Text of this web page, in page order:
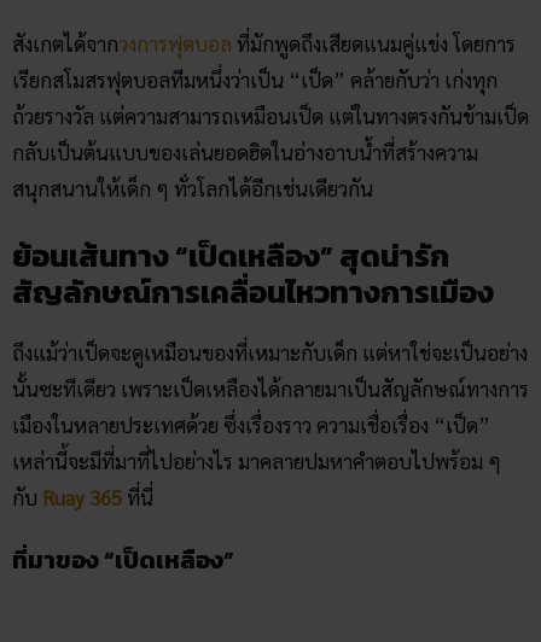
สังเกตได้จากวงการฟุตบอล ที่มักพูดถึงเสียดแนมคู่แข่ง โดยการ
เรียกสโมสรฟุตบอลทีมหนึ่งว่าเป็น “เป็ด” คล้ายกับว่า เก่งทุก
ถ้วยรางวัล แต่ความสามารถเหมือนเป็ด แต่ในทางตรงกันข้ามเป็ด
กลับเป็นต้นแบบของเล่นยอดฮิตในอ่างอาบน้ำที่สร้างความ
สนุกสนานให้เด็ก ๆ ทั่วโลกได้อีกเช่นเดียวกัน
ย้อนเส้นทาง “เป็ดเหลือง” สุดน่ารัก
สัญลักษณ์การเคลื่อนไหวทางการเมือง
ถึงแม้ว่าเป็ดจะดูเหมือนของที่เหมาะกับเด็ก แต่หาใช่จะเป็นอย่าง
นั้นซะทีเดียว เพราะเป็ดเหลืองได้กลายมาเป็นสัญลักษณ์ทางการ
เมืองในหลายประเทศด้วย ซึ่งเรื่องราว ความเชื่อเรื่อง “​เป็ด”​
เหล่านี้จะมีที่มาที่ไปอย่างไร มาคลายปมหาคำตอบไปพร้อม ๆ
กับ Ruay 365 ที่นี่
ที่มาของ “เป็ดเหลือง”